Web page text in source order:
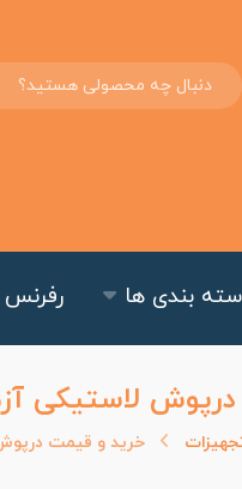
بندی ها رفرنس
لاستیکی
خرید و قیمت